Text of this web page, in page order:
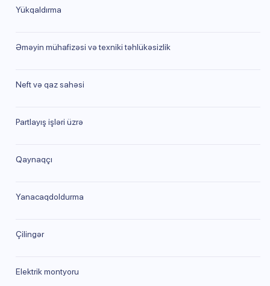
Yükqaldırma
Əməyin mühafizəsi və texniki təhlükəsizlik
Neft və qaz sahəsi
Partlayış işləri üzrə
Qaynaqçı
Yanacaqdoldurma
Çilingər
Elektrik montyoru